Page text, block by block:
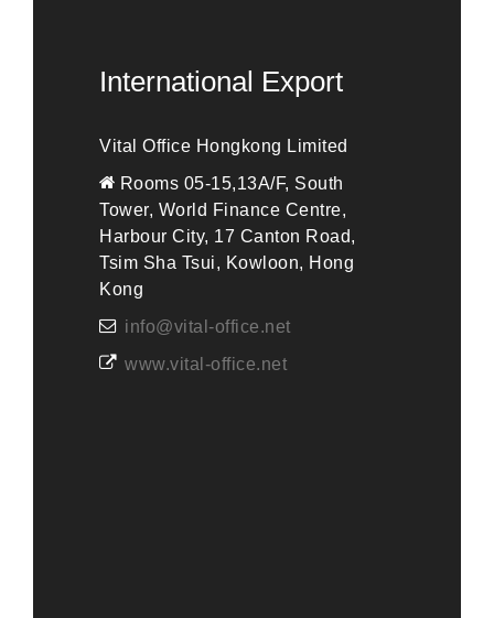
International Export
Vital Office Hongkong Limited
Rooms 05-15,13A/F, South
Tower, World Finance Centre,
Harbour City, 17 Canton Road,
Tsim Sha Tsui, Kowloon, Hong
Kong
info@vital-office.net
www.vital-office.net